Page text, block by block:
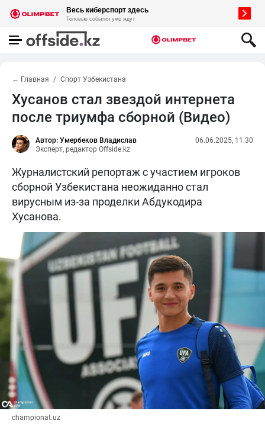
← Главная Спорт Узбекистана
Хусанов стал звездой интернета
после триумфа сборной (Видео)
Автор: Умербеков Владислав
Эксперт, редактор Offside.kz
06.06.2025, 11:30
Журналистский репортаж с участием игроков
сборной Узбекистана неожиданно стал
вирусным из-за проделки Абдукодира
Хусанова.
championat.uz